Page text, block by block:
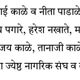
काळे व नीता
हरेश नखाते,
काळे, तानाजी
ज्येष्ठ नागरिक संघ